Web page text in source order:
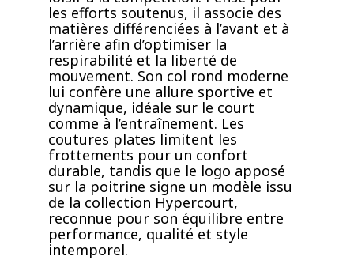
les efforts soutenus, il associe des
matières différenciées à l’avant et à
l’arrière afin d’optimiser la
respirabilité et la liberté de
mouvement. Son col rond moderne
lui confère une allure sportive et
dynamique, idéale sur le court
comme à l’entraînement. Les
coutures plates limitent les
frottements pour un confort
durable, tandis que le logo apposé
sur la poitrine signe un modèle issu
de la collection Hypercourt,
reconnue pour son équilibre entre
performance, qualité et style
intemporel.